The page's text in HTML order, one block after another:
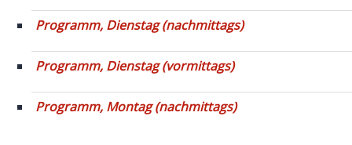
Programm, Dienstag (nachmittags)
Programm, Dienstag (vormittags)
Programm, Montag (nachmittags)